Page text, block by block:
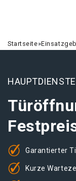
Startseite»
Garantierter
Kurze